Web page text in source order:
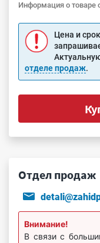
Информация о товаре
Цена и
отделе продаж.
Отдел продаж
Внимание!
В связи с